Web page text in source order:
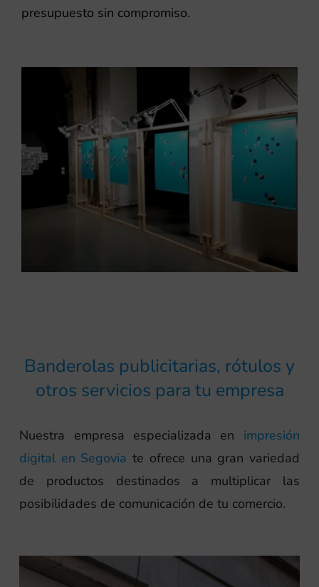
presupuesto sin compromiso.
Banderolas publicitarias, rótulos y
otros servicios para tu empresa
Nuestra empresa especializada en impresión
digital en Segovia te ofrece una gran variedad
de productos destinados a multiplicar las
posibilidades de comunicación de tu comercio.